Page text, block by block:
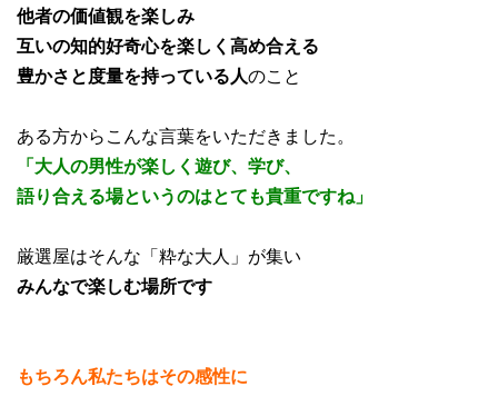
他者の価値観を楽しみ
互いの知的好奇心を楽しく高め合える
豊かさと度量を持っている人のこと
ある方からこんな言葉をいただきました。
「大人の男性が楽しく遊び、学び、
語り合える場というのはとても貴重ですね」
厳選屋はそんな「粋な大人」が集い
みんなで楽しむ場所です
もちろん私たちはその感性に